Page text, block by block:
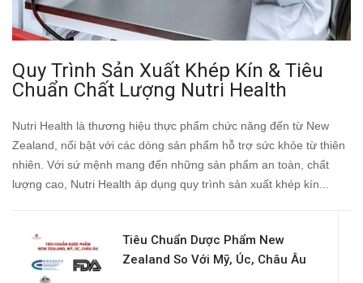
Quy Trình Sản Xuất Khép Kín & Tiêu
Chuẩn Chất Lượng Nutri Health
Nutri Health là thương hiệu thực phẩm chức năng đến từ New
Zealand, nổi bật với các dòng sản phẩm hỗ trợ sức khỏe từ thiên
nhiên. Với sứ mệnh mang đến những sản phẩm an toàn, chất
lượng cao, Nutri Health áp dụng quy trình sản xuất khép kín...
Tiêu Chuẩn Dược Phẩm New
Zealand So Với Mỹ, Úc, Châu Âu